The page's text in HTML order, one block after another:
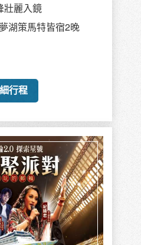
壯麗入鏡
湖策馬特皆宿2晚
行程